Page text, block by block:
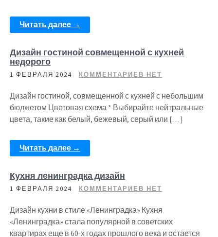
Читать далее →
Дизайн гостиной совмещенной с кухней
недорого
1 ФЕВРАЛЯ 2024 КОММЕНТАРИЕВ НЕТ
Дизайн гостиной, совмещенной с кухней с небольшим
бюджетом Цветовая схема * Выбирайте нейтральные
цвета, такие как белый, бежевый, серый или […]
Читать далее →
Кухня ленинградка дизайн
1 ФЕВРАЛЯ 2024 КОММЕНТАРИЕВ НЕТ
Дизайн кухни в стиле «Ленинградка» Кухня
«Ленинградка» стала популярной в советских
квартирах еще в 60-х годах прошлого века и остается